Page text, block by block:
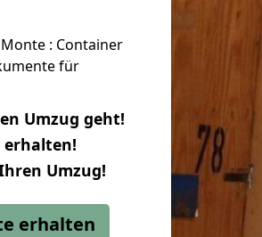
: Container
für
Umzug geht!
erhalten!
Umzug!
erhalten